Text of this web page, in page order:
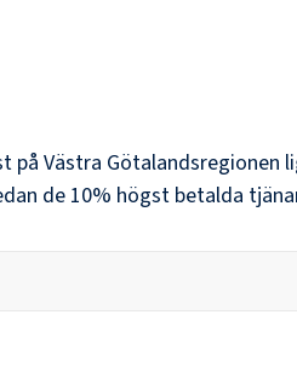
på Västra Götalandsregionen
de 10% högst betalda